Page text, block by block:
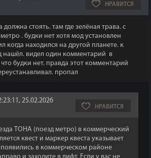
НРАВИТСЯ
должна стоять. там где зелёная трава. с
. будки нет хотя мод установлен
когда находился на другой планете. к
нашёл. видел один комментарий в
будки нет. правда этот комментарий
пропал
25.02.2026
НРАВИТСЯ
ТОНА (поезд метро) в коммерческий
квест и маркер квеста указывает
появились в коммерческом районе